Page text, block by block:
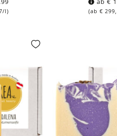
/l) (ab€